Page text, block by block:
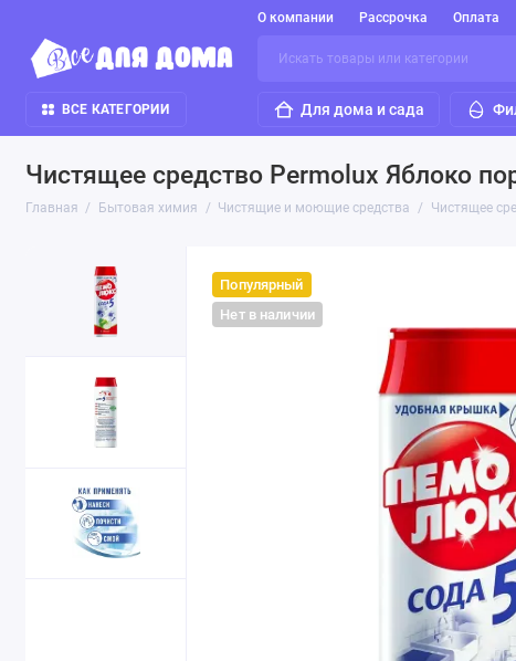
О компании Рассрочка Оплата
ВСЕ КАТЕГОРИИ Для дома и сада
Чистящее средство Permolux Яблоко
Главная Бытовая химия Чистящие и моющие средства Чистящее
Популярный
Нет в наличии